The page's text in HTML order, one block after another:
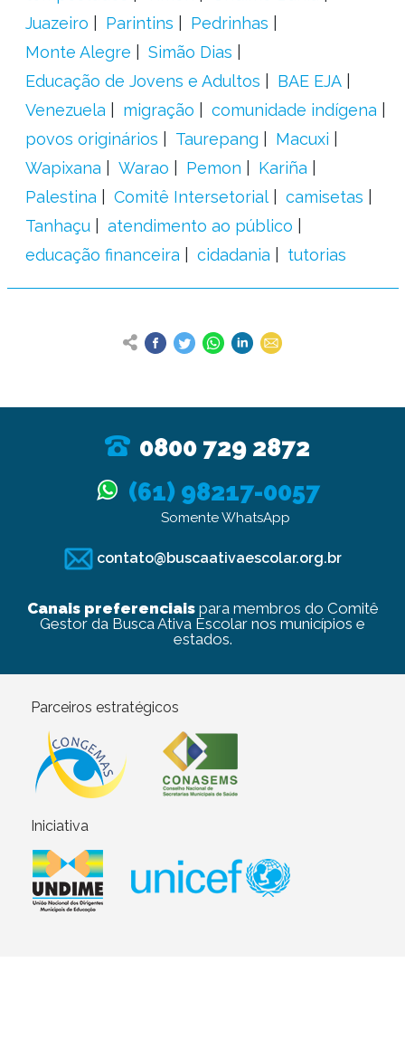
Juazeiro
Parintins
Pedrinhas
Monte Alegre
Simão Dias
Educação de Jovens e Adultos
BAE EJA
Venezuela
migração
comunidade indígena
povos originários
Taurepang
Macuxi
Wapixana
Warao Pemon
Kariña
Palestina
Comitê Intersetorial
camisetas
Tanhaçu
atendimento ao público
educação financeira
cidadania tutorias
0800 729 2872
(61) 98217-0057
Somente WhatsApp
contato@buscaativaescolar.org.br
Canais preferenciaispara membros do Comitê
Gestor da Busca Ativa Escolar nos municípios e
estados.
Parceiros estratégicos
Iniciativa